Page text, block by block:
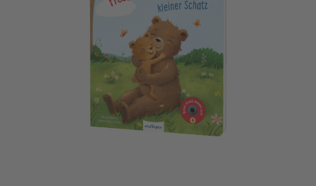
Mein Record & Play-Buch: Hab dich lieb, kleiner Schatz